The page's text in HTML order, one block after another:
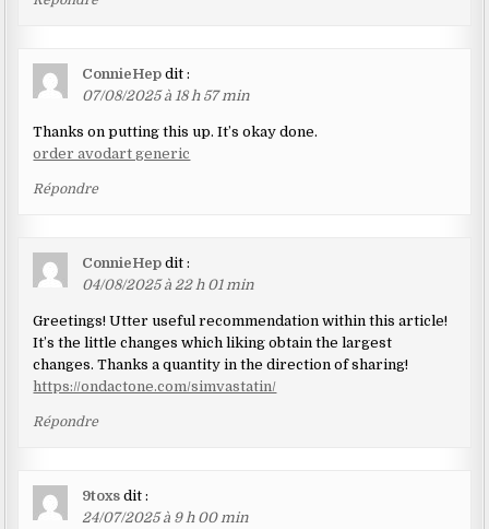
ConnieHep dit :
07/08/2025 à 18 h 57 min
Thanks on putting this up. It’s okay done.
order avodart generic
Répondre
ConnieHep dit :
04/08/2025 à 22 h 01 min
Greetings! Utter useful recommendation within this article!
It’s the little changes which liking obtain the largest
changes. Thanks a quantity in the direction of sharing!
https://ondactone.com/simvastatin/
Répondre
9toxs dit :
24/07/2025 à 9 h 00 min